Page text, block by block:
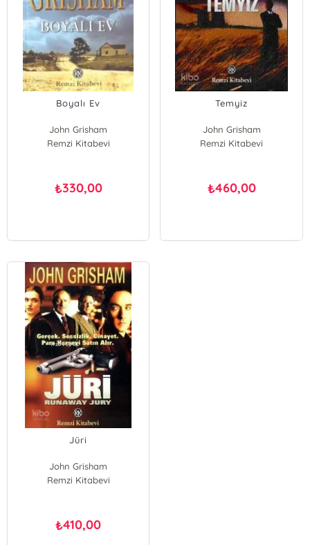
Boyalı Ev
John Grisham
Remzi Kitabevi
₺330,00
Temyiz
John Grisham
Remzi Kitabevi
₺460,00
Jüri
John Grisham
Remzi Kitabevi
₺410,00